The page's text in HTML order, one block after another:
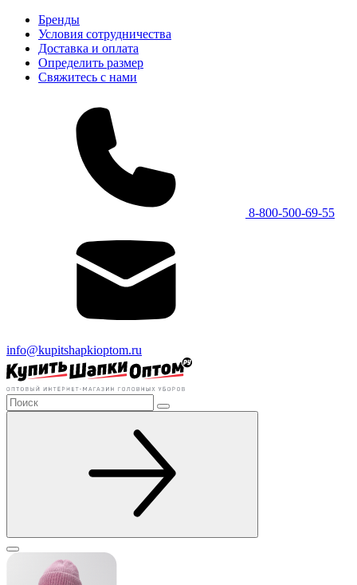
Бренды
Условия сотрудничества
Доставка и оплата
Определить размер
Свяжитесь с нами
8-800-500-69-55
info@kupitshapkioptom.ru